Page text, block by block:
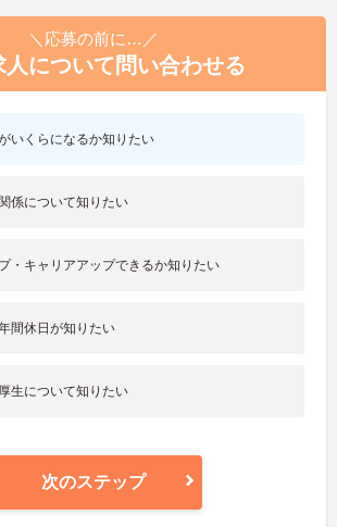
＼応募の前に…／
人について問い合わせる
いくらになるか知りたい
係について知りたい
・キャリアアップできるか知りたい
間休日が知りたい
生について知りたい
次のステップ